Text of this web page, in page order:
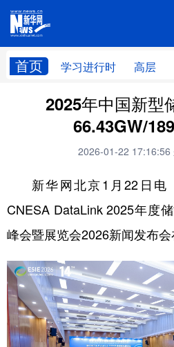
首页 学习进行时 高层
网站地
学习进行时 高层
财经
科技 科创
法律 中央文件
食品 人居
学术中国 乡村振兴
2025年中国新型
66.43GW/
2026-01-22 17:16:56
新华网北京1月22日电
CNESA DataLink 2025年度
峰会暨展览会2026新闻发布会